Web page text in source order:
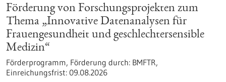
Förderung von Forschungsprojekten zum
Thema „Innovative Datenanalysen für
Frauengesundheit und geschlechtersensible
Medizin“
Förderprogramm, Förderung durch: BMFTR,
Einreichungsfrist: 09.08.2026